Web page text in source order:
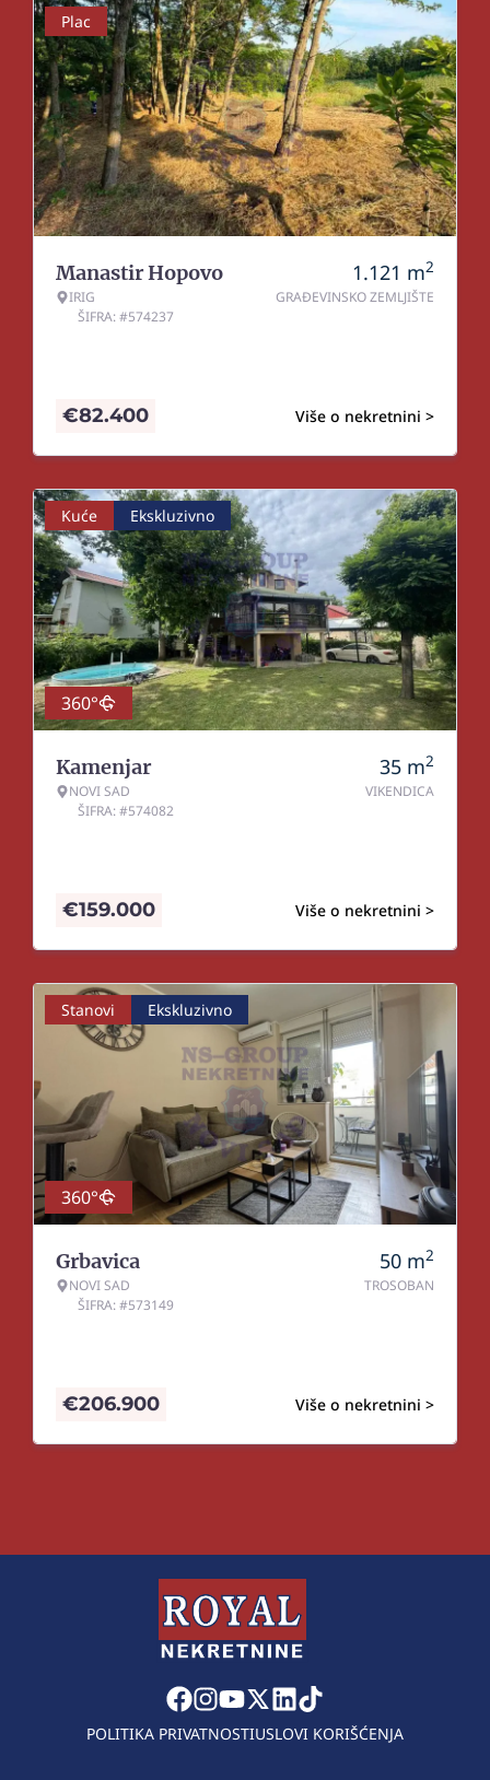
Plac
Manastir Hopovo
IRIG
ŠIFRA: #574237
1.121 m2
GRAĐEVINSKO ZEMLJIŠTE
Više o nekretnini >
€82.400
Kuće Ekskluzivno
360°
Kamenjar
NOVI SAD
ŠIFRA: #574082
35 m2
VIKENDICA
Više o nekretnini >
€159.000
Stanovi Ekskluzivno
360°
Grbavica
NOVI SAD
ŠIFRA: #573149
50 m2
TROSOBAN
Više o nekretnini >
€206.900
POLITIKA PRIVATNOSTIUSLOVI KORIŠĆENJA